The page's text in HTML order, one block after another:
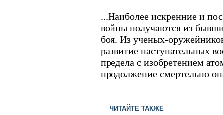
...Наиболее искренние и
войны получаются из
боя. Из ученых-
развитие наступательных
предела с изобретением
продолжение смертельно
ЧИТАЙТЕ ТАКЖЕ